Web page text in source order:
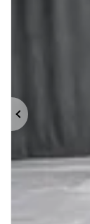
Précédent